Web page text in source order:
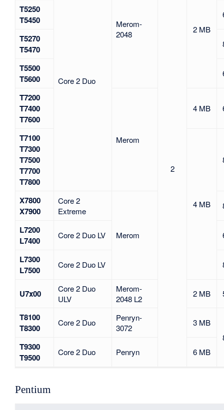
Core 2 Duo
Merom-
2048
2
2 MB
T5250
T5450
T5270
T5470
T5500
T5600
T7200
T7400
T7600
Merom
4 MB
T7100
T7300
T7500
T7700
T7800
4 MB
X7800
X7900
Core 2
Extreme
Merom
L7200
L7400
Core 2 Duo LV
L7300
L7500
Core 2 Duo LV
U7x00
Core 2 Duo
ULV
Merom-
2048 L2
2 MB
T8100
T8300
Core 2 Duo
Penryn-
3072
3 MB
T9300
T9500
Core 2 Duo Penryn 6 MB
Pentium